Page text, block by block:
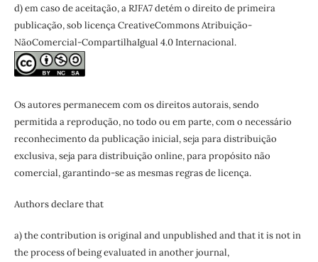
d) em caso de aceitação, a RJFA7 detém o direito de primeira
publicação, sob licença CreativeCommons Atribuição-
NãoComercial-CompartilhaIgual 4.0 Internacional.
Os autores permanecem com os direitos autorais, sendo
permitida a reprodução, no todo ou em parte, com o necessário
reconhecimento da publicação inicial, seja para distribuição
exclusiva, seja para distribuição online, para propósito não
comercial, garantindo-se as mesmas regras de licença.
Authors declare that
a) the contribution is original and unpublished and that it is not in
the process of being evaluated in another journal,